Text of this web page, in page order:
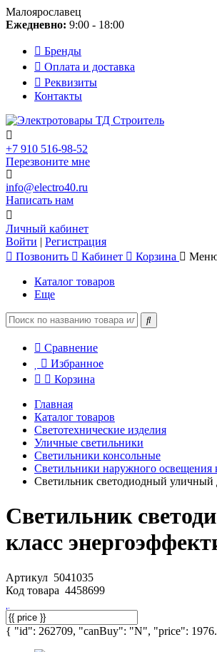
Малоярославец
Ежедневно: 9:00 - 18:00
Бренды
Оплата и доставка
Реквизиты
Контакты
+7 910 516-98-52
Перезвоните мне
info@electro40.ru
Написать нам
Личный кабинет
Войти | Регистрация
Позвонить
Кабинет Корзина
Каталог товаров
Еще
Сравнение
Избранное
Корзина
Главная
Каталог товаров
Светотехнические изделия
Уличные светильники
Светильники консольные
Светильники наружного освещения
Светильник светодиодный уличный
Светильник
класс
Артикул 5041035
Код товара 4458699
{ "id": 262709, "canBuy": "N", "price":